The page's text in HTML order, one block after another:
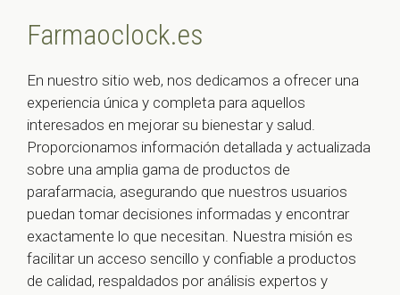
Farmaoclock.es
En nuestro sitio web, nos dedicamos a ofrecer una
experiencia única y completa para aquellos
interesados en mejorar su bienestar y salud.
Proporcionamos información detallada y actualizada
sobre una amplia gama de productos de
parafarmacia, asegurando que nuestros usuarios
puedan tomar decisiones informadas y encontrar
exactamente lo que necesitan. Nuestra misión es
facilitar un acceso sencillo y confiable a productos
de calidad, respaldados por análisis expertos y